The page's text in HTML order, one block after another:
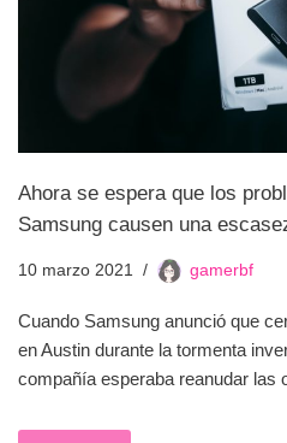
Ahora se espera que los
Samsung causen una
10 marzo 2021 gamerbf
Cuando Samsung anunció que
en Austin durante la tormenta
compañía esperaba reanudar